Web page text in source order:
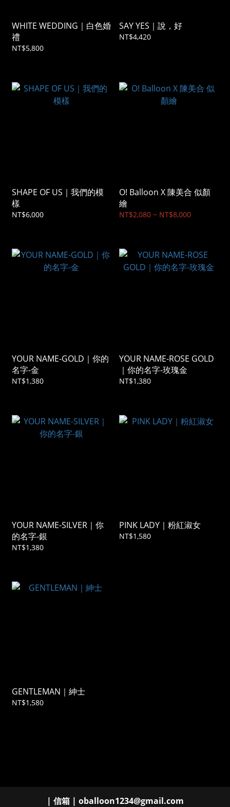
WHITE WEDDING｜白色婚
禮
NT$5,800
SAY YES｜說，好
NT$4,420
SHAPE OF US｜我們的模
樣
NT$6,000
O! Balloon X 陳美合 似顏
繪
NT$2,080 ~ NT$8,000
YOUR NAME-GOLD｜你的
名字-金
NT$1,380
YOUR NAME-ROSE GOLD
｜你的名字-玫瑰金
NT$1,380
YOUR NAME-SILVER｜你
的名字-銀
NT$1,380
PINK LADY｜粉紅淑女
NT$1,580
GENTLEMAN｜紳士
NT$1,580
| 信箱 | oballoon1234@gmail.com